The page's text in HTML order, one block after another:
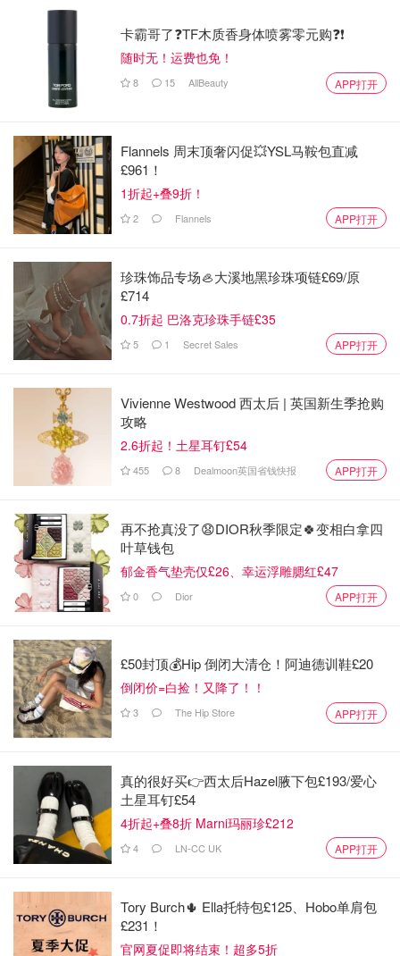
先把7颗蛋黄和蛋白分开。
⭐️妈妈的PS note: 蛋黄里面可以混有蛋白，但蛋白里绝对不
能有蛋黄！
step3⃣️
图片来自@中华小曲库
卡霸哥了❓TF木质香身体喷雾零元购❓❗
随时无！运费也免！
8 15 AllBeauty APP打开
Flannels 周末顶奢闪促💥YSL马鞍包直减
£961！
1折起+叠9折！
2 Flannels APP打开
珍珠饰品专场🦪大溪地黑珍珠项链£69/原
£714
0.7折起 巴洛克珍珠手链£35
5 1 Secret Sales APP打开
Vivienne Westwood 西太后 | 英国新生季抢购
攻略
2.6折起！土星耳钉£54
455 8 Dealmoon英国省钱快报 APP打开
再不抢真没了😧DIOR秋季限定🍀变相白拿四
叶草钱包
郁金香气垫壳仅£26、幸运浮雕腮红£47
0 Dior APP打开
£50封顶💰Hip 倒闭大清仓！阿迪德训鞋£20
倒闭价=白捡！又降了！！
3 The Hip Store APP打开
真的很好买👉西太后Hazel腋下包£193/爱心
土星耳钉£54
4折起+叠8折 Marni玛丽珍£212
4 LN-CC UK APP打开
Tory Burch🌵 Ella托特包£125、Hobo单肩包
£231！
官网夏促即将结束！超多5折